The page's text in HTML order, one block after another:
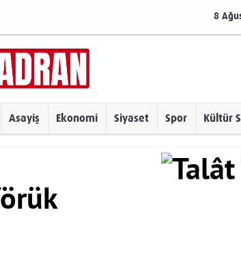
8
Asayiş Ekonomi Siyaset Spor Kültür